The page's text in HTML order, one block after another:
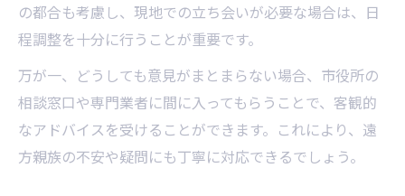
の都合も考慮し、現地での立ち会いが必要な場合は、日
程調整を十分に行うことが重要です。
万が一、どうしても意見がまとまらない場合、市役所の
相談窓口や専門業者に間に入ってもらうことで、客観的
なアドバイスを受けることができます。これにより、遠
方親族の不安や疑問にも丁寧に対応できるでしょう。